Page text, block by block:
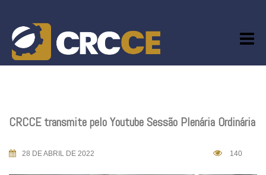
content
CRCCE transmite pelo Youtube Sessão Plenária Ordinária
28 DE ABRIL DE 2022 140